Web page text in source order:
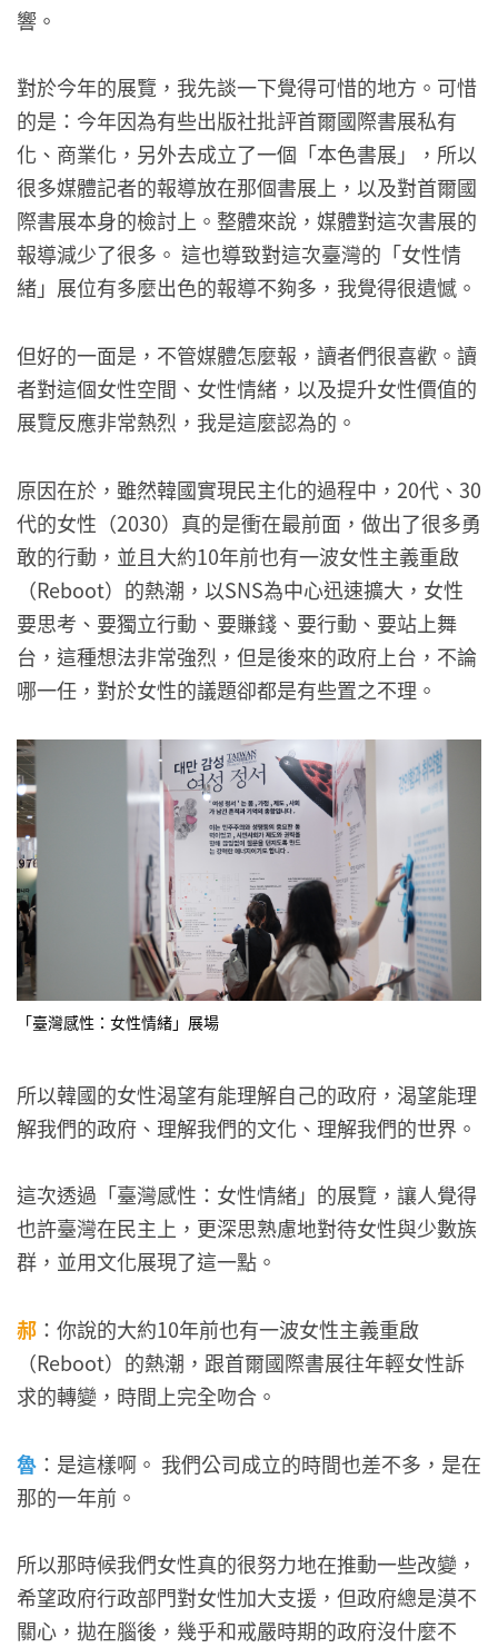
響。
對於今年的展覽，我先談一下覺得可惜的地方。可惜
的是：今年因為有些出版社批評首爾國際書展私有
化、商業化，另外去成立了一個「本色書展」，所以
很多媒體記者的報導放在那個書展上，以及對首爾國
際書展本身的檢討上。整體來說，媒體對這次書展的
報導減少了很多。 這也導致對這次臺灣的「女性情
緒」展位有多麼出色的報導不夠多，我覺得很遺憾。
但好的一面是，不管媒體怎麼報，讀者們很喜歡。讀
者對這個女性空間、女性情緒，以及提升女性價值的
展覽反應非常熱烈，我是這麼認為的。
原因在於，雖然韓國實現民主化的過程中，20代、30
代的女性（2030）真的是衝在最前面，做出了很多勇
敢的行動，並且大約10年前也有一波女性主義重啟
（Reboot）的熱潮，以SNS為中心迅速擴大，女性
要思考、要獨立行動、要賺錢、要行動、要站上舞
台，這種想法非常強烈，但是後來的政府上台，不論
哪一任，對於女性的議題卻都是有些置之不理。
「臺灣感性：女性情緒」展場
所以韓國的女性渴望有能理解自己的政府，渴望能理
解我們的政府、理解我們的文化、理解我們的世界。
這次透過「臺灣感性：女性情緒」的展覽，讓人覺得
也許臺灣在民主上，更深思熟慮地對待女性與少數族
群，並用文化展現了這一點。
郝 ：你說的大約10年前也有一波女性主義重啟
（Reboot）的熱潮，跟首爾國際書展往年輕女性訴
求的轉變，時間上完全吻合。
魯 ：是這樣啊。 我們公司成立的時間也差不多，是在
那的一年前。
所以那時候我們女性真的很努力地在推動一些改變，
希望政府行政部門對女性加大支援，但政府總是漠不
關心，拋在腦後，幾乎和戒嚴時期的政府沒什麼不